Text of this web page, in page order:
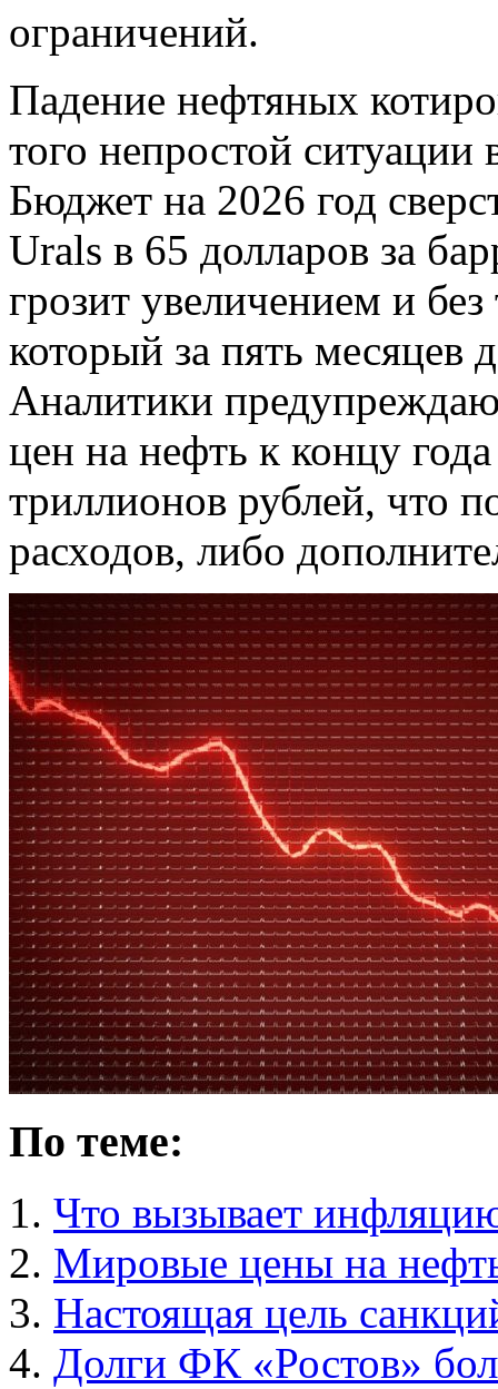
ограничений.
Падение нефтяных
того непростой ситуации
Бюджет на 2026 год
Urals в 65 долларов за
грозит увеличением и
который за пять месяцев
Аналитики
цен на нефть к концу
триллионов рублей, что
расходов, либо
По теме:
Что вызывает
Мировые цены на
Настоящая цель
Долги ФК «Ростов»